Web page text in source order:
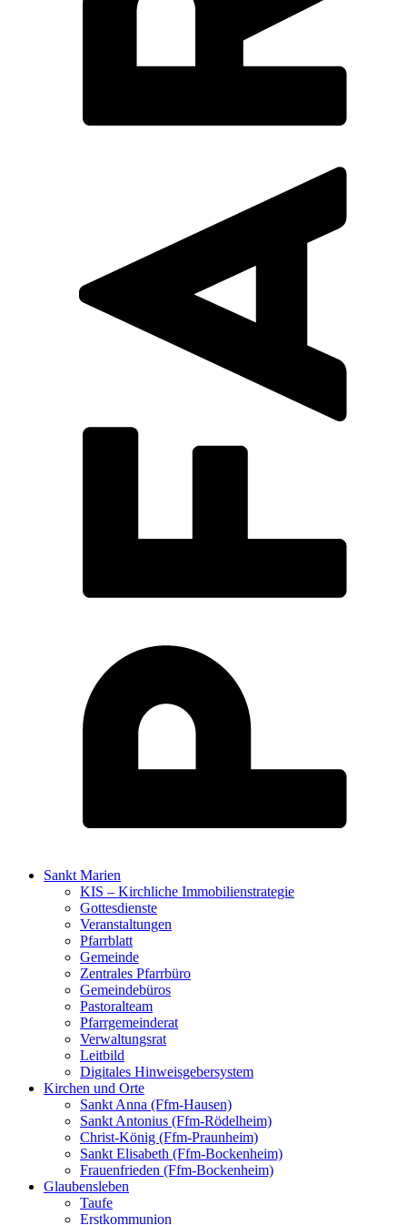
Sankt Marien
KIS – Kirchliche Immobilienstrategie
Gottesdienste
Veranstaltungen
Pfarrblatt
Gemeinde
Zentrales Pfarrbüro
Gemeindebüros
Pastoralteam
Pfarrgemeinderat
Verwaltungsrat
Leitbild
Digitales Hinweisgebersystem
Kirchen und Orte
Sankt Anna (Ffm-Hausen)
Sankt Antonius (Ffm-Rödelheim)
Christ-König (Ffm-Praunheim)
Sankt Elisabeth (Ffm-Bockenheim)
Frauenfrieden (Ffm-Bockenheim)
Glaubensleben
Taufe
Erstkommunion